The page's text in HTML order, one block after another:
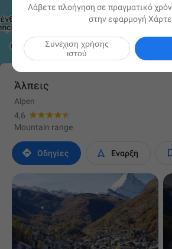
Άλπεις
Alpen
4,6
Mountain range
 Οδηγίες  Έναρξη
Λάβετε πλοήγηση σε πραγματικό
στην εφαρμογή
Συνέχιση χρήσης
ιστού